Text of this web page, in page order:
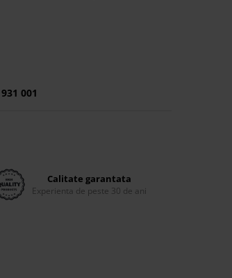
001
Calitate garantata
Experienta de peste 30 de ani